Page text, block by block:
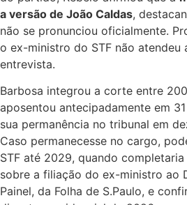
a versão de João Caldas,
não se pronunciou oficialmente.
o ex-ministro do STF não atendeu
entrevista.
Barbosa integrou a corte entre
aposentou antecipadamente em
sua permanência no tribunal em
Caso permanecesse no cargo,
STF até 2029, quando
sobre a filiação do ex-ministro ao
Painel, da Folha de S.Paulo, e